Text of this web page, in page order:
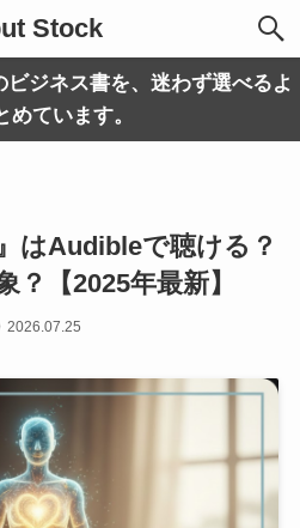
Stock
ジネス書を、迷わず選べるよ
めています。
はAudibleで聴ける？
？【2025年最新】
2026.07.25